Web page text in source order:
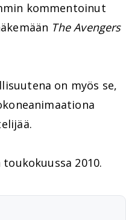
kommentoinut
The Avengers
on myös se,
2010.